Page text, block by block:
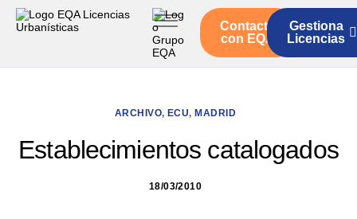
Servicios
Contacto
con EQA
Gestiona
Licencias
ARCHIVO, ECU, MADRID
Establecimientos catalogados
18/03/2010